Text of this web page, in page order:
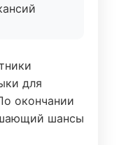
для
окончании
шансы